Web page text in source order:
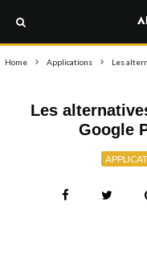
Home Applications Les
Les
Google